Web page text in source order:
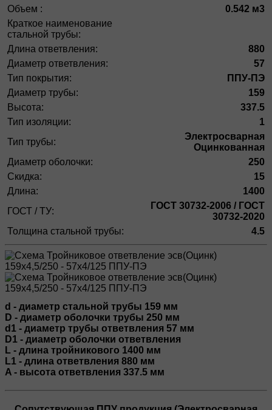
Объем :
0.542 м3
Краткое наименование
стальной трубы:
Длина ответвления:
880
Диаметр ответвления:
57
Тип покрытия:
ППУ-ПЭ
Диаметр трубы:
159
Высота:
337.5
Тип изоляции:
1
Тип трубы:
Электросварная
Оцинкованная
Диаметр оболочки:
250
Скидка:
15
Длина:
1400
ГОСТ / ТУ:
ГОСТ 30732-2006 / ГОСТ
30732-2020
Толщина стальной трубы:
4.5
d - диаметр стальной трубы 159 мм
D - диаметр оболочки трубы 250 мм
d1 - диаметр трубы ответвления 57 мм
D1 - диаметр оболочки ответвления
L - длина тройникового 1400 мм
L1 - длина ответвления 880 мм
A - высота ответвления 337.5 мм